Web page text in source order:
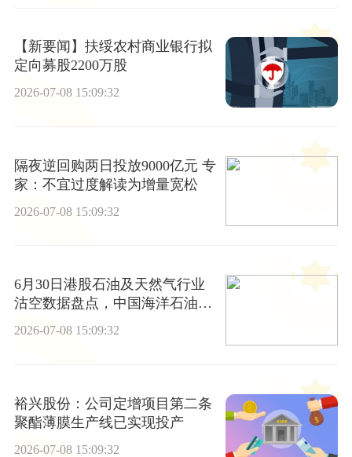
【新要闻】扶绥农村商业银行拟
定向募股2200万股
2026-07-08 15:09:32
隔夜逆回购两日投放9000亿元 专
家：不宜过度解读为增量宽松
2026-07-08 15:09:32
6月30日港股石油及天然气行业
沽空数据盘点，中国海洋石油、
中国石油股份、中国石油化工股
2026-07-08 15:09:32
裕兴股份：公司定增项目第二条
聚酯薄膜生产线已实现投产
2026-07-08 15:09:32